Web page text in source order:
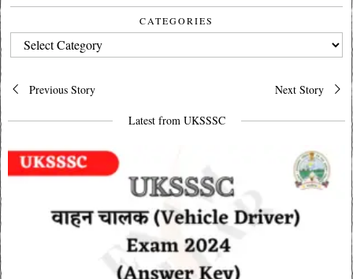
CATEGORIES
CATEGORIES
Post
navigation
Previous Story Next Story
Latest from UKSSSC